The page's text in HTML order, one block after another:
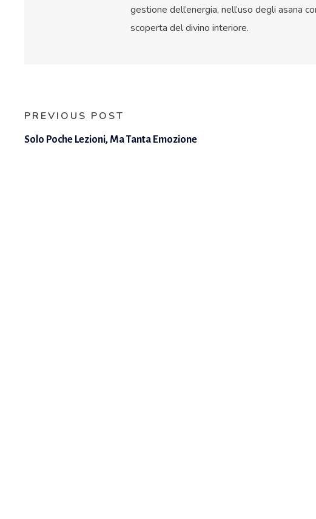
gestione dell’energia, nell’uso degli asana
scoperta del divino interiore.
PREVIOUS POST
Solo Poche Lezioni, Ma Tanta Emozione